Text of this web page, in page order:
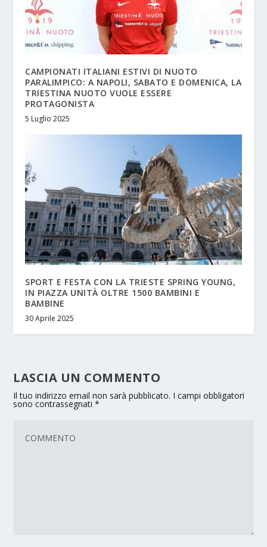
CAMPIONATI ITALIANI ESTIVI DI NUOTO
PARALIMPICO: A NAPOLI, SABATO E DOMENICA, LA
TRIESTINA NUOTO VUOLE ESSERE
PROTAGONISTA
5 Luglio 2025
SPORT E FESTA CON LA TRIESTE SPRING YOUNG,
IN PIAZZA UNITÀ OLTRE 1500 BAMBINI E
BAMBINE
30 Aprile 2025
LASCIA UN COMMENTO
Il tuo indirizzo email non sarà pubblicato. I campi obbligatori
sono contrassegnati*